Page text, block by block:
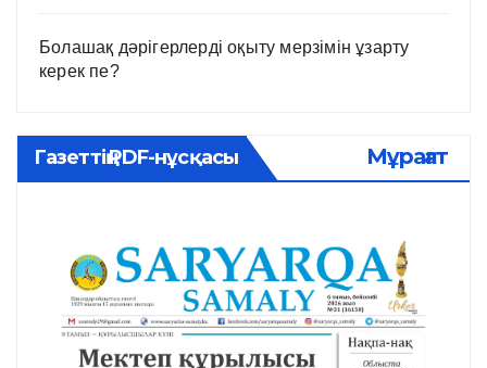
Болашақ дәрігерлерді оқыту мерзімін ұзарту
керек пе?
Газеттің PDF-нұсқасы Мұрағат